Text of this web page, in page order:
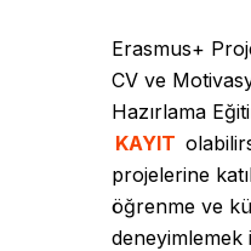
Erasmus+
CV ve
Hazırlama
KAYIT
projelerine
öğrenme ve
deneyimlemek